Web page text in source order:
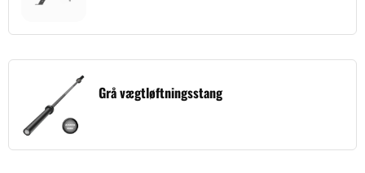
Grå vægtløftningsstang